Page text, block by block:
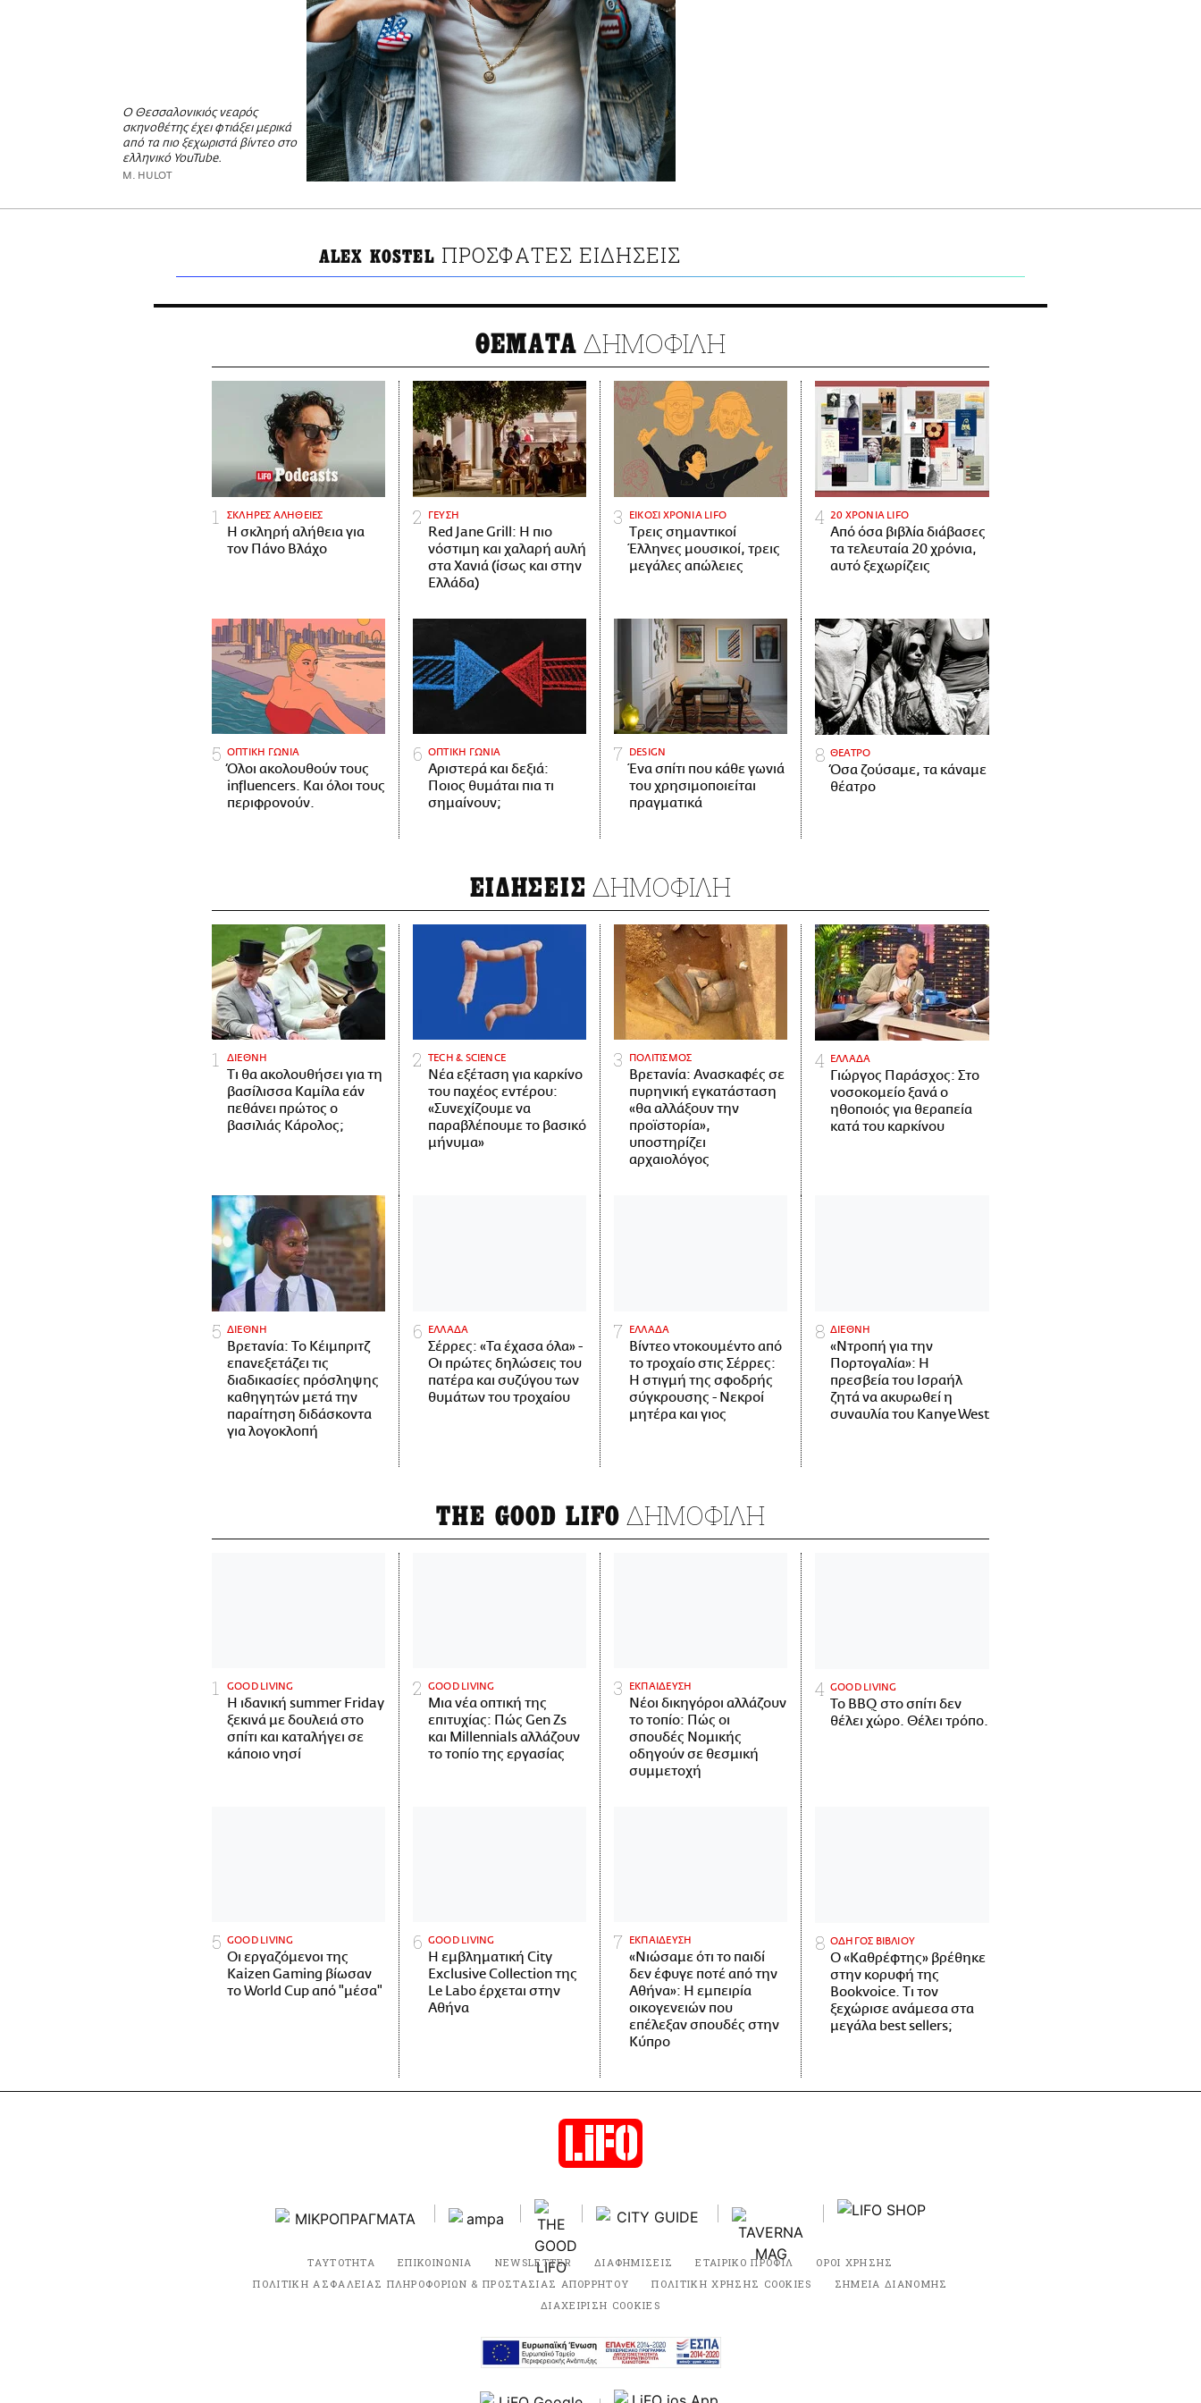
Ο Θεσσαλονικιός νεαρός
σκηνοθέτης έχει φτιάξει μερικά
από τα πιο ξεχωριστά βίντεο στο
ελληνικό YouTube.
M. HULOT
ALEX KOSTEL ΠΡΟΣΦΑΤΕΣ ΕΙΔΗΣΕΙΣ
ΘΕΜΑΤΑ ΔΗΜΟΦΙΛΗ
ΣΚΛΗΡΕΣ ΑΛΗΘΕΙΕΣ
H σκληρή αλήθεια για
τον Πάνο Βλάχο
ΓΕΥΣΗ
Red Jane Grill: Η πιο
νόστιμη και χαλαρή αυλή
στα Χανιά (ίσως και στην
Ελλάδα)
ΕΙΚΟΣΙ ΧΡΟΝΙΑ LIFO
Tρεις σημαντικοί
Έλληνες μουσικοί, τρεις
μεγάλες απώλειες
20 ΧΡΟΝΙΑ LIFO
Από όσα βιβλία διάβασες
τα τελευταία 20 χρόνια,
αυτό ξεχωρίζεις
ΟΠΤΙΚΗ ΓΩΝΙΑ
Όλοι ακολουθούν τους
influencers. Και όλοι τους
περιφρονούν.
ΟΠΤΙΚΗ ΓΩΝΙΑ
Αριστερά και δεξιά:
Ποιος θυμάται πια τι
σημαίνουν;
DESIGN
Ένα σπίτι που κάθε γωνιά
του χρησιμοποιείται
πραγματικά
ΘΕΑΤΡΟ
Όσα ζούσαμε, τα κάναμε
θέατρο
ΕΙΔΗΣΕΙΣ ΔΗΜΟΦΙΛΗ
ΔΙΕΘΝΗ
Τι θα ακολουθήσει για τη
βασίλισσα Καμίλα εάν
πεθάνει πρώτος ο
βασιλιάς Κάρολος;
ΤECH & SCIENCE
Νέα εξέταση για καρκίνο
του παχέος εντέρου:
«Συνεχίζουμε να
παραβλέπουμε το βασικό
μήνυμα»
ΠΟΛΙΤΙΣΜΟΣ
Βρετανία: Ανασκαφές σε
πυρηνική εγκατάσταση
«θα αλλάξουν την
προϊστορία»,
υποστηρίζει
αρχαιολόγος
ΕΛΛΑΔΑ
Γιώργος Παράσχος: Στο
νοσοκομείο ξανά ο
ηθοποιός για θεραπεία
κατά του καρκίνου
ΔΙΕΘΝΗ
Βρετανία: Το Κέιμπριτζ
επανεξετάζει τις
διαδικασίες πρόσληψης
καθηγητών μετά την
παραίτηση διδάσκοντα
για λογοκλοπή
ΕΛΛΑΔΑ
Σέρρες: «Τα έχασα όλα» -
Οι πρώτες δηλώσεις του
πατέρα και συζύγου των
θυμάτων του τροχαίου
ΕΛΛΑΔΑ
Βίντεο ντοκουμέντο από
το τροχαίο στις Σέρρες:
Η στιγμή της σφοδρής
σύγκρουσης - Νεκροί
μητέρα και γιος
ΔΙΕΘΝΗ
«Ντροπή για την
Πορτογαλία»: Η
πρεσβεία του Ισραήλ
ζητά να ακυρωθεί η
συναυλία του Kanye West
THE GOOD LIFO ΔΗΜΟΦΙΛΗ
GOOD LIVING
Η ιδανική summer Friday
ξεκινά με δουλειά στο
σπίτι και καταλήγει σε
κάποιο νησί
GOOD LIVING
Μια νέα οπτική της
επιτυχίας: Πώς Gen Zs
και Millennials αλλάζουν
το τοπίο της εργασίας
ΕΚΠΑΙΔΕΥΣΗ
Νέοι δικηγόροι αλλάζουν
το τοπίο: Πώς οι
σπουδές Νομικής
οδηγούν σε θεσμική
συμμετοχή
GOOD LIVING
Το BBQ στο σπίτι δεν
θέλει χώρο. Θέλει τρόπο.
GOOD LIVING
Οι εργαζόμενοι της
Kaizen Gaming βίωσαν
το World Cup από "μέσα"
GOOD LIVING
Η εμβληματική City
Exclusive Collection της
Le Labo έρχεται στην
Αθήνα
ΕΚΠΑΙΔΕΥΣΗ
«Νιώσαμε ότι το παιδί
δεν έφυγε ποτέ από την
Αθήνα»: Η εμπειρία
οικογενειών που
επέλεξαν σπουδές στην
Κύπρο
ΟΔΗΓΟΣ ΒΙΒΛΙΟΥ
Ο «Καθρέφτης» βρέθηκε
στην κορυφή της
Bookvoice. Τι τον
ξεχώρισε ανάμεσα στα
μεγάλα best sellers;
ΤΑΥΤΟΤΗΤΑ ΕΠΙΚΟΙΝΩΝΙΑ NEWSLETTER ΔΙΑΦΗΜΙΣΕΙΣ ΕΤΑΙΡΙΚΟ ΠΡΟΦΙΛ
ΟΡΟΙ ΧΡΗΣΗΣ
ΠΟΛΙΤΙΚΗ ΑΣΦΑΛΕΙΑΣ ΠΛΗΡΟΦΟΡΙΩΝ & ΠΡΟΣΤΑΣΙΑΣ ΑΠΟΡΡΗΤΟΥ
ΠΟΛΙΤΙΚΗ ΧΡΗΣΗΣ COOKIES
ΣΗΜΕΙΑ ΔΙΑΝΟΜΗΣ
ΔΙΑΧΕΙΡΙΣΗ COOKIES